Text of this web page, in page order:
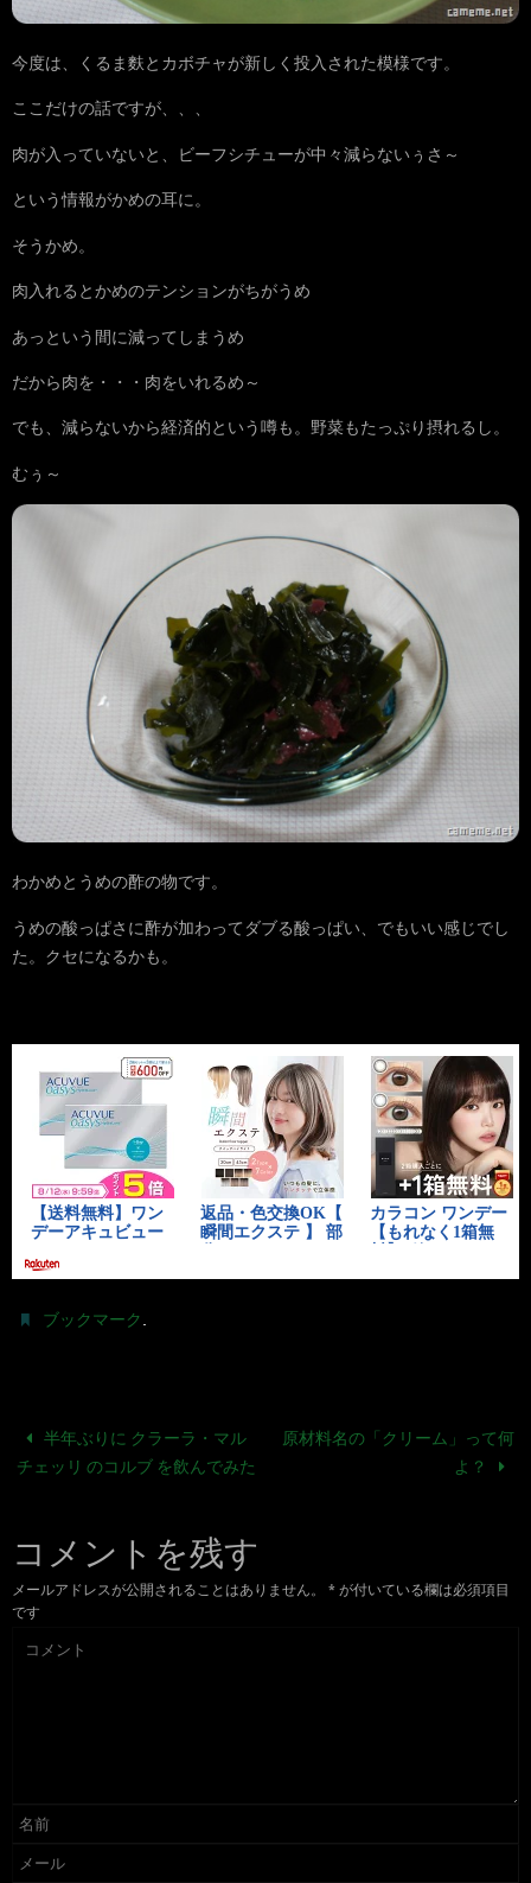
今度は、くるま麩とカボチャが新しく投入された模様です。
ここだけの話ですが、、、
肉が入っていないと、ビーフシチューが中々減らないぅさ～
という情報がかめの耳に。
そうかめ。
肉入れるとかめのテンションがちがうめ
あっという間に減ってしまうめ
だから肉を・・・肉をいれるめ～
でも、減らないから経済的という噂も。野菜もたっぷり摂れるし。
むぅ～
わかめとうめの酢の物です。
うめの酸っぱさに酢が加わってダブる酸っぱい、でもいい感じでし
た。クセになるかも。
ブックマーク.
半年ぶりに クラーラ・マル
チェッリ のコルブ を飲んでみた
原材料名の「クリーム」って何
よ？
コメントを残す
メールアドレスが公開されることはありません。 * が付いている欄は必須項目
です